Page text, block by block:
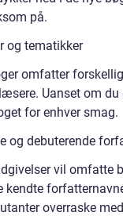
på.
og tematikker
omfatter
Uanset om du
for enhver smag.
og debuterende
vil omfatte
kendte
overraske